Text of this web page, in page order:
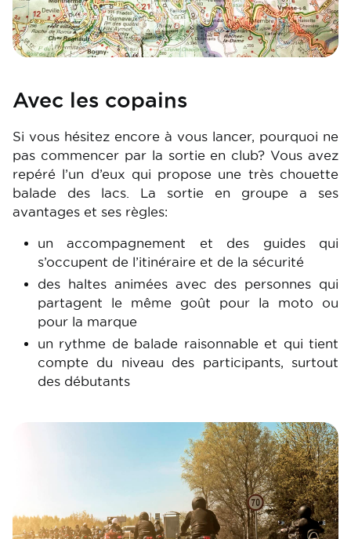
Avec les copains
Si vous hésitez encore à vous lancer, pourquoi ne
pas commencer par la sortie en club? Vous avez
repéré l’un d’eux qui propose une très chouette
balade des lacs. La sortie en groupe a ses
avantages et ses règles:
un accompagnement et des guides qui
s’occupent de l’itinéraire et de la sécurité
des haltes animées avec des personnes qui
partagent le même goût pour la moto ou
pour la marque
un rythme de balade raisonnable et qui tient
compte du niveau des participants, surtout
des débutants